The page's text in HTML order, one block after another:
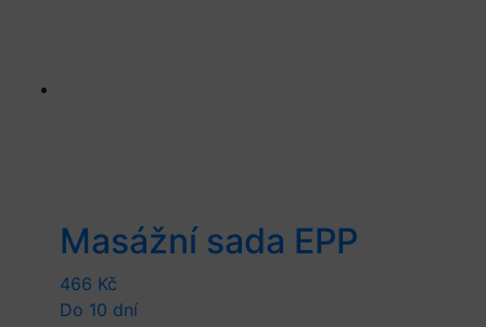
Masážní sada EPP
466 Kč
Do 10 dní